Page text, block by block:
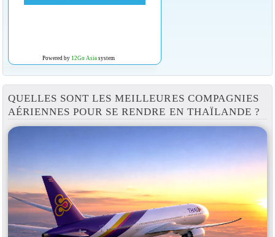
Powered by 12Go Asiasystem
QUELLES SONT LES MEILLEURES COMPAGNIES
AÉRIENNES POUR SE RENDRE EN THAÏLANDE ?